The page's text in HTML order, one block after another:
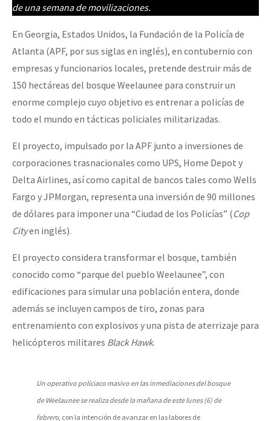
de una semana de movilizaciones.
En Georgia, Estados Unidos, la Fundación de la Policía de
Atlanta (APF, por sus siglas en inglés), en contubernio con
empresas y funcionarios locales, pretende destruir más de
150 hectáreas del bosque Weelaunee para construir un
enorme complejo cuyo objetivo es entrenar a policías de
todo el mundo en tácticas policiales militarizadas.
El proyecto, impulsado por la APF junto a inversiones de
corporaciones trasnacionales como UPS, Home Depot y
Delta Airlines, así como capital de bancos tales como Wells
Fargo y JPMorgan, representa una inversión de 90 millones
de dólares para imponer una “Ciudad de los Policías” (Cop
Cityen inglés).
El proyecto considera transformar el bosque, también
conocido como “parque del pueblo Weelaunee”, con
edificaciones para simular una población entera, donde
además se incluyen campos de tiro, zonas para
entrenamiento con explosivos y una pista de aterrizaje para
helicópteros militares Black Hawk.
Un operativo policiaco masivo en las inmediaciones del bosque
de Weelaunee se realiza desde la mañana de este lunes (6) de
febrero, con la intención de avanzar en las labores de